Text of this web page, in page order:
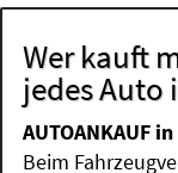
Wer kauft
jedes Auto
AUTOANKAUF
Beim